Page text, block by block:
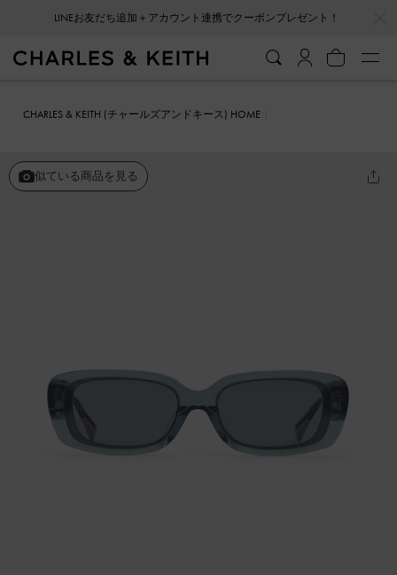
LINEお友だち追加＋アカウント連携でクーポンプレゼント！
CHARLES & KEITH (チャールズアンドキース) HOME
似ている商品を見る